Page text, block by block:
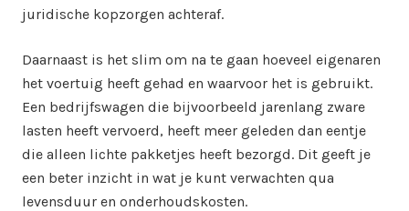
juridische kopzorgen achteraf.
Daarnaast is het slim om na te gaan hoeveel eigenaren
het voertuig heeft gehad en waarvoor het is gebruikt.
Een bedrijfswagen die bijvoorbeeld jarenlang zware
lasten heeft vervoerd, heeft meer geleden dan eentje
die alleen lichte pakketjes heeft bezorgd. Dit geeft je
een beter inzicht in wat je kunt verwachten qua
levensduur en onderhoudskosten.